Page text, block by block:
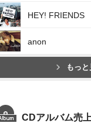
HEY! FRIENDS
anon
もっと
CDアルバム売